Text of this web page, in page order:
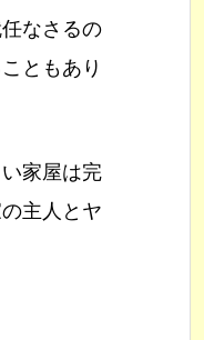
なさるの
ともあり
家屋は完
主人とヤ